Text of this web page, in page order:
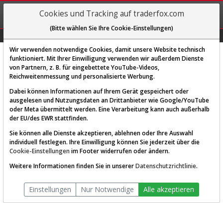
REGIS-
TRIEREN
Diese Funktion ist nur für
AKTIEN-TERMINAL
Die Aktienanalyse-Plattform von
TraderFox
Cookies und Tracking auf traderfox.com
(Bitte wählen Sie Ihre Cookie-Einstellungen)
Wir verwenden notwendige Cookies, damit unsere Website technisch
funktioniert. Mit Ihrer Einwilligung verwenden wir außerdem Dienste
von Partnern, z. B. für eingebettete YouTube-Videos,
Reichweitenmessung und personalisierte Werbung.
Dabei können Informationen auf Ihrem Gerät gespeichert oder
ausgelesen und Nutzungsdaten an Drittanbieter wie Google/YouTube
oder Meta übermittelt werden. Eine Verarbeitung kann auch außerhalb
der EU/des EWR stattfinden.
Sie können alle Dienste akzeptieren, ablehnen oder Ihre Auswahl
individuell festlegen. Ihre Einwilligung können Sie jederzeit über die
Cookie-Einstellungen im Footer widerrufen oder ändern.
Weitere Informationen finden Sie in unsererDatenschutzrichtlinie.
Einstellungen Nur Notwendige Alle akzeptieren